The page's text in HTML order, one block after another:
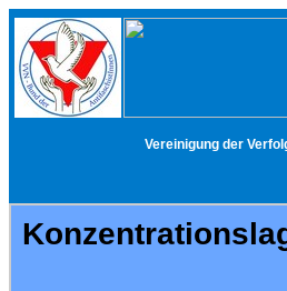
Vereinigung der